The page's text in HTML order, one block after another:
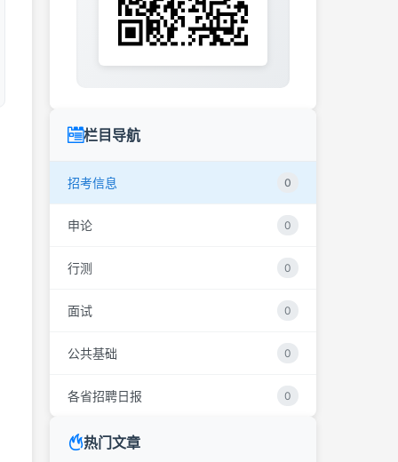
栏目导航
招考信息 0
申论 0
行测 0
面试 0
公共基础 0
各省招聘日报 0
热门文章